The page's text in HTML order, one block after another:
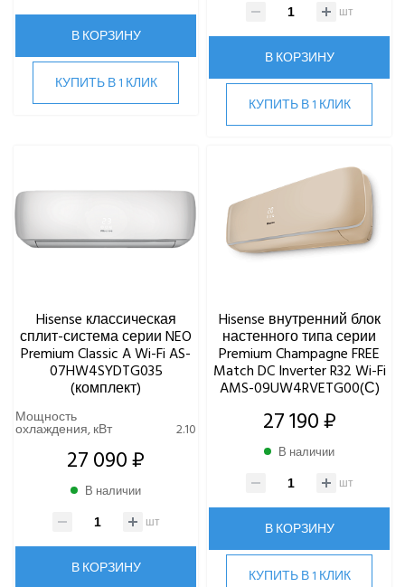
В КОРЗИНУ
КУПИТЬ В 1 КЛИК
шт
В КОРЗИНУ
КУПИТЬ В 1 КЛИК
Hisense классическая
сплит-система серии NEO
Premium Classic A Wi-Fi AS-
07HW4SYDTG035
(комплект)
Мощность
охлаждения, кВт 2.10
27 090 ₽
В наличии
шт
В КОРЗИНУ
Hisense внутренний блок
настенного типа серии
Premium Champagne FREE
Match DC Inverter R32 Wi-Fi
AMS-09UW4RVETG00(С)
27 190 ₽
В наличии
шт
В КОРЗИНУ
КУПИТЬ В 1 КЛИК